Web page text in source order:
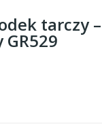
tarczy –